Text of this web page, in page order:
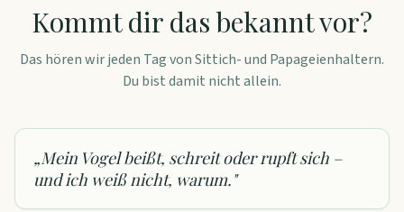
Kommt dir das bekannt vor?
Das hören wir jeden Tag von Sittich- und Papageienhaltern.
Du bist damit nicht allein.
„Mein Vogel beißt, schreit oder rupft sich –
und ich weiß nicht, warum."